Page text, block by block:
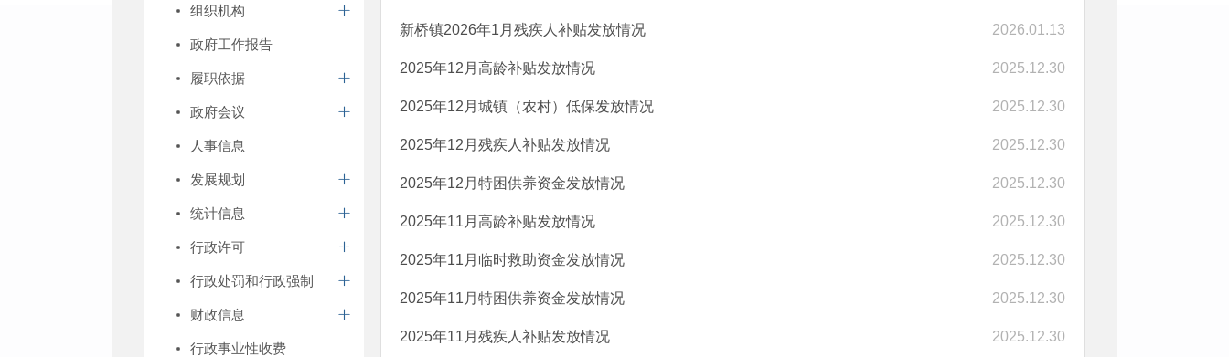
组织机构
政府工作报告
履职依据
政府会议
人事信息
发展规划
统计信息
行政许可
行政处罚和行政强制
财政信息
行政事业性收费
新桥镇2026年1月残疾人补贴发放情况 2026.01.13
2025年12月高龄补贴发放情况 2025.12.30
2025年12月城镇（农村）低保发放情况 2025.12.30
2025年12月残疾人补贴发放情况 2025.12.30
2025年12月特困供养资金发放情况 2025.12.30
2025年11月高龄补贴发放情况 2025.12.30
2025年11月临时救助资金发放情况 2025.12.30
2025年11月特困供养资金发放情况 2025.12.30
2025年11月残疾人补贴发放情况 2025.12.30